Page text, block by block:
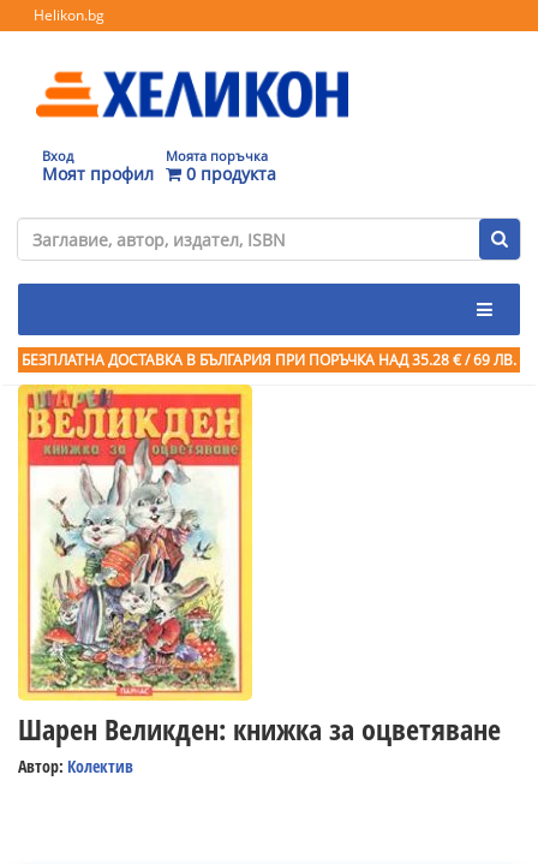
Helikon.bg
Вход
Моят профил
Моята поръчка
0 продукта
БЕЗПЛАТНА ДОСТАВКА В БЪЛГАРИЯ ПРИ ПОРЪЧКА НАД 35.28 € / 69 ЛВ.
Шарен Великден: книжка за оцветяване
Автор: Колектив